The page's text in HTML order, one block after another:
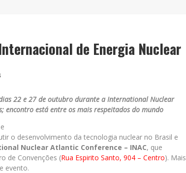
ESPLANADA FICA PEQUENA E CÊ TÁ DOIDO FESTIVAL ANUNCIA MUDANÇA PARA O GRAMADO DO MINEIRÃO
de Energia Nuclear
22 e 27 de outubro durante a International Nuclear
encontro está entre os mais respeitados do mundo
o desenvolvimento da tecnologia nuclear no Brasil e
Nuclear Atlantic Conference – INAC, que
de Convenções (Rua Espirito Santo, 904 – Centro). Mais
evento.